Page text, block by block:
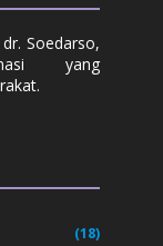
Soedarso,
yang
(18)